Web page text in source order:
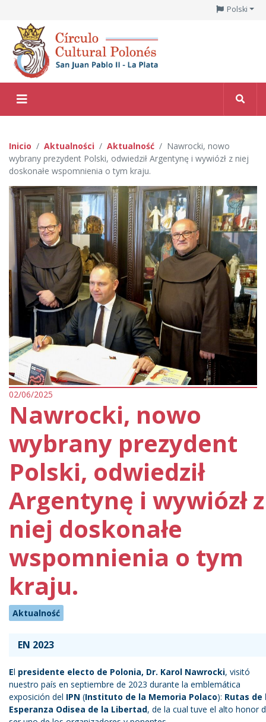
Polski
Inicio Aktualności Aktualność
Nawrocki, nowo
wybrany prezydent Polski, odwiedził Argentynę i wywiózł z niej
doskonałe wspomnienia o tym kraju.
02/06/2025
Nawrocki, nowo
wybrany prezydent
Polski, odwiedził
Argentynę i wywiózł z
niej doskonałe
wspomnienia o tym
kraju.
Aktualność
EN 2023
El presidente electo de Polonia, Dr. Karol Nawrocki, visitó
nuestro país en septiembre de 2023 durante la emblemática
exposición del IPN (Instituto de la Memoria Polaco): Rutas de
Esperanza Odisea de la Libertad, de la cual tuve el alto honor